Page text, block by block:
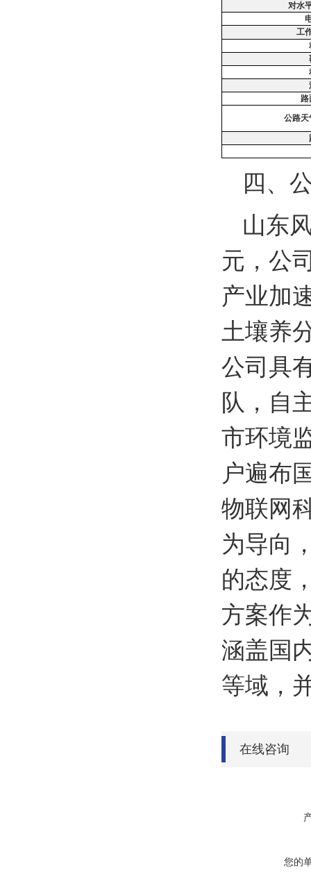
对水
工
路
公路天
四、
山东
元，公
产业加
土壤养
公司具
队，自
市环境
户遍布
物联网
为导向
的态度
方案作
涵盖国
等域，
在线咨询
您的